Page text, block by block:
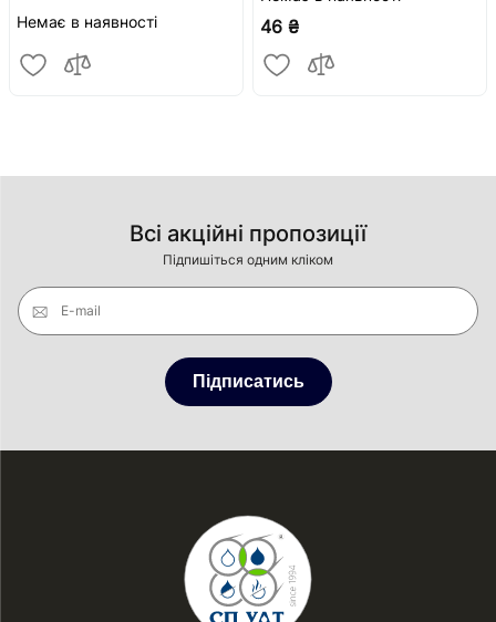
Немає в наявності 46 ₴
Всі акційні пропозиції
Підпишіться одним кліком
E-mail
Підписатись